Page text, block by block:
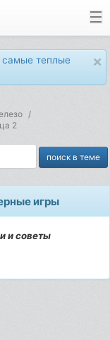
×
самые теплые
2
игры
и советы